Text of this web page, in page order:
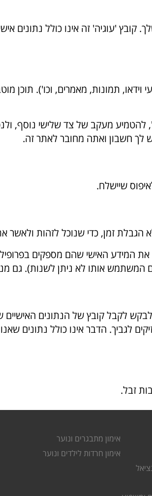
'עוגיה' זה אינו כולל נתונים
תמונות, מאמרים, וכו'). תוכן
להטמיע מעקב של צד שלישי נוסף,
לך חשבון ואתה מחובר לאתר זה.
הגבלת זמן, כדי שנוכל לזהות ולאשר
המידע האישי שהם מספקים
אותו לא ניתן לשנות). גם
לקבל קובץ של הנתונים האישיים
לגביך. הדבר אינו כולל נתונים
זבל.
אימון מתבגרים ונוער
אימון חרדות לילדים ונוער